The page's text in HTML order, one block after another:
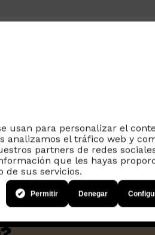
usan para personalizar el
analizamos el tráfico web y
partners de redes
que les hayas
de sus servicios.
Permitir Denegar